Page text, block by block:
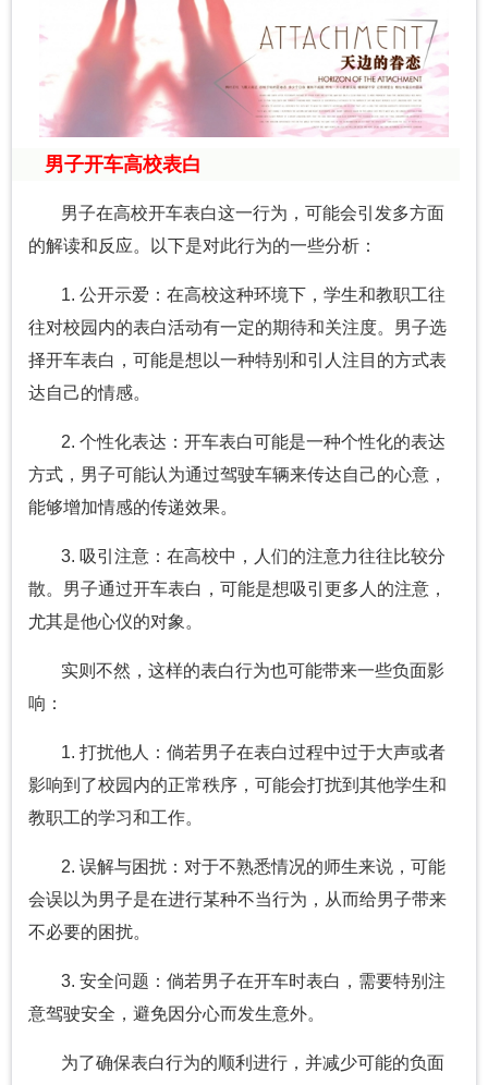
男子开车高校表白
男子在高校开车表白这一行为，可能会引发多方面
的解读和反应。以下是对此行为的一些分析：
1. 公开示爱：在高校这种环境下，学生和教职工往
往对校园内的表白活动有一定的期待和关注度。男子选
择开车表白，可能是想以一种特别和引人注目的方式表
达自己的情感。
2. 个性化表达：开车表白可能是一种个性化的表达
方式，男子可能认为通过驾驶车辆来传达自己的心意，
能够增加情感的传递效果。
3. 吸引注意：在高校中，人们的注意力往往比较分
散。男子通过开车表白，可能是想吸引更多人的注意，
尤其是他心仪的对象。
实则不然，这样的表白行为也可能带来一些负面影
响：
1. 打扰他人：倘若男子在表白过程中过于大声或者
影响到了校园内的正常秩序，可能会打扰到其他学生和
教职工的学习和工作。
2. 误解与困扰：对于不熟悉情况的师生来说，可能
会误以为男子是在进行某种不当行为，从而给男子带来
不必要的困扰。
3. 安全问题：倘若男子在开车时表白，需要特别注
意驾驶安全，避免因分心而发生意外。
为了确保表白行为的顺利进行，并减少可能的负面